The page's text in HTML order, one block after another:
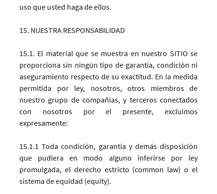
uso que usted haga de ellos.
15. NUESTRA RESPONSABILIDAD
15.1. El material que se muestra en nuestro SITIO se
proporciona sin ningún tipo de garantía, condición ni
aseguramiento respecto de su exactitud. En la medida
permitida por ley, nosotros, otros miembros de
nuestro grupo de compañías, y terceros conectados
con nosotros por el presente, excluimos
expresamente:
15.1.1 Toda condición, garantía y demás disposición
que pudiera en modo alguno inferirse por ley
promulgada, el derecho estricto (common law) o el
sistema de equidad (equity).